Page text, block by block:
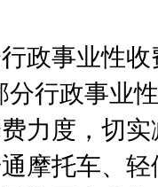
政事业性
分行政事业
力度，切
摩托车、